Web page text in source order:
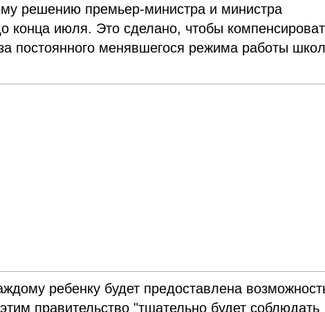
решению премьер-министра и министра
конца июля. Это сделано, чтобы
постоянного менявшегося режима работы
ребенку будет предоставлена
правительство "тщательно будет соблюдать